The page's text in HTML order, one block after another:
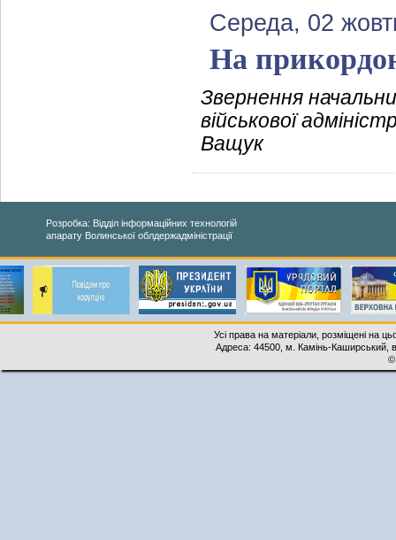
Середа, 02
На
Звернення
військової
Ващук
Розробка: Відділ інформаційних технологій
апарату Волинської облдержадміністрації
Усі права на матеріали, розміщені на
Адреса: 44500, м. Камінь-Каширський,
©